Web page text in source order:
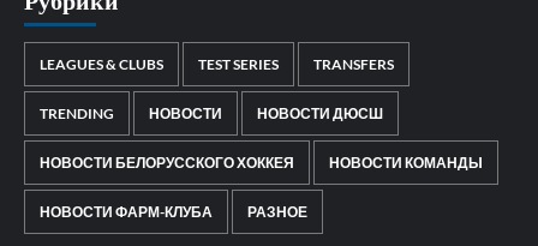
LEAGUES & CLUBS TEST SERIES TRANSFERS
TRENDING НОВОСТИ НОВОСТИ ДЮСШ
НОВОСТИ БЕЛОРУССКОГО ХОККЕЯ НОВОСТИ КОМАНДЫ
НОВОСТИ ФАРМ-КЛУБА РАЗНОЕ